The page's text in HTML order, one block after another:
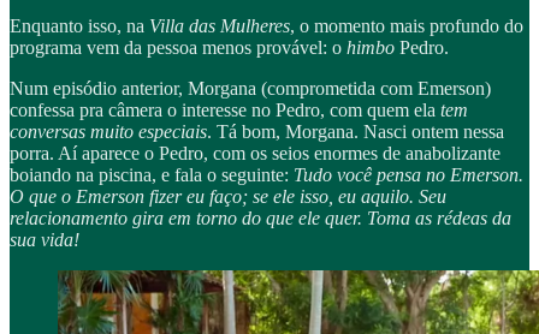
Enquanto isso, na Villa das Mulheres, o momento mais profundo do
programa vem da pessoa menos provável: o himbo Pedro.
Num episódio anterior, Morgana (comprometida com Emerson)
confessa pra câmera o interesse no Pedro, com quem ela tem
conversas muito especiais. Tá bom, Morgana. Nasci ontem nessa
porra. Aí aparece o Pedro, com os seios enormes de anabolizante
boiando na piscina, e fala o seguinte: Tudo você pensa no Emerson.
O que o Emerson fizer eu faço; se ele isso, eu aquilo. Seu
relacionamento gira em torno do que ele quer. Toma as rédeas da
sua vida!